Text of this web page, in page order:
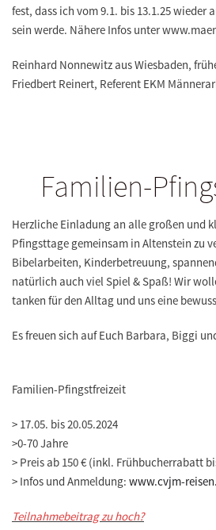
fest, dass ich vom 9.1. bis 13.1.25 wieder
sein werde. Nähere Infos unter
Reinhard Nonnewitz aus Wiesbaden,
Friedbert Reinert, Referent EKM
Familien-
Herzliche Einladung an alle großen und
Pfingsttage gemeinsam in Altenstein zu
Bibelarbeiten, Kinderbetreuung,
natürlich auch viel Spiel & Spaß! Wir
tanken für den Alltag und uns eine
Es freuen sich auf Euch Barbara, Biggi
Familien-Pfingstfreizeit
> 17.05. bis 20.05.2024
>0-70 Jahre
> Preis ab 150 € (inkl. Frühbucherrabatt
> Infos und Anmeldung: www.cvjm-
Teilnahmebeitrag zu hoch?